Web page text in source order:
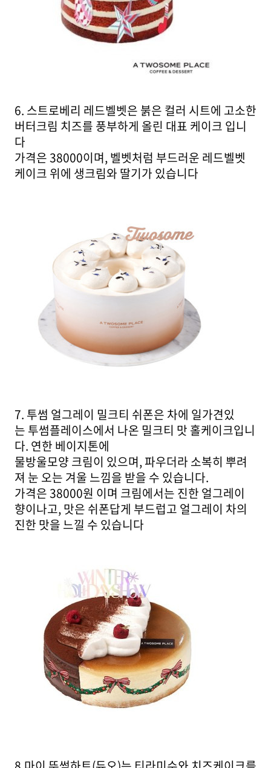
6. 스트로베리 레드벨벳은 붉은 컬러 시트에 고소한
버터크림 치즈를 풍부하게 올린 대표 케이크 입니
다
가격은 38000이며, 벨벳처럼 부드러운 레드벨벳
케이크 위에 생크림와 딸기가 있습니다
7. 투썸 얼그레이 밀크티 쉬폰은 차에 일가견있
는 투썸플레이스에서 나온 밀크티 맛 홀케이크입니
다. 연한 베이지톤에
물방울모양 크림이 있으며, 파우더라 소복히 뿌려
져 눈 오는 겨울 느낌을 받을 수 있습니다.
가격은 38000원 이며 크림에서는 진한 얼그레이
향이나고, 맛은 쉬폰답게 부드럽고 얼그레이 차의
진한 맛을 느낄 수 있습니다